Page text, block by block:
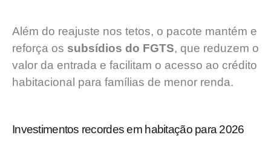
Além do reajuste nos tetos, o pacote mantém e
reforça os subsídios do FGTS, que reduzem o
valor da entrada e facilitam o acesso ao crédito
habitacional para famílias de menor renda.
Investimentos recordes em habitação para 2026